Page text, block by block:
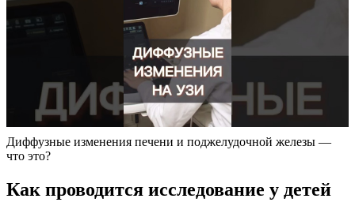
Диффузные изменения печени и поджелудочной железы —
что это?
Как проводится исследование у детей